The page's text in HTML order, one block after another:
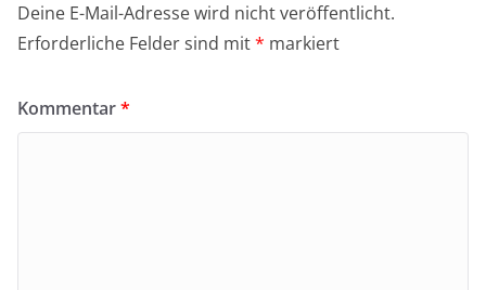
Deine E-Mail-Adresse wird nicht veröffentlicht.
Erforderliche Felder sind mit* markiert
Kommentar*